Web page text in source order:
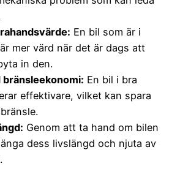
En bil som är i
mer värd när det är dags att
in den.
bränsleekonomi: En bil i bra
effektivare, vilket kan spara
Genom att ta hand om bilen
dess livslängd och njuta av